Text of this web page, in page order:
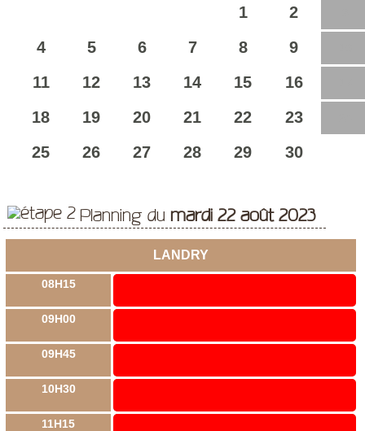
1 2
4 5 6 7 8 9
11 12 13 14 15 16
18 19 20 21 22 23
25 26 27 28 29 30
Planning dumardi 22 août 2023
LANDRY
08H15
09H00
09H45
10H30
11H15